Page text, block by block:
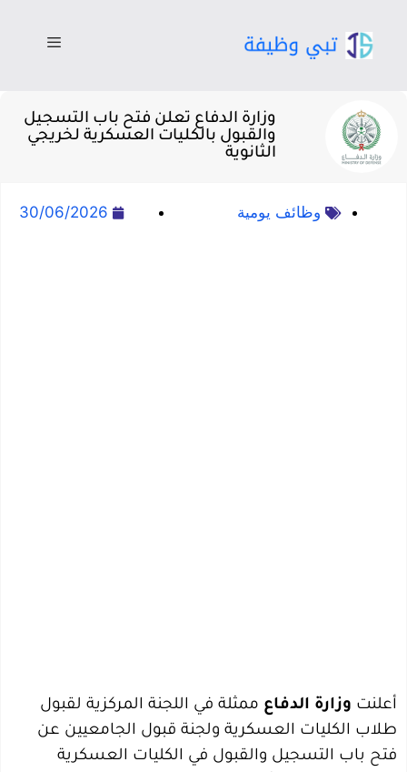
وزارة الدفاع تعلن فتح باب التسجيل
والقبول بالكليات العسكرية لخريجي
الثانوية
وظائف يومية 30/06/2026
أعلنت وزارة الدفاع ممثلة في اللجنة المركزية لقبول
طلاب الكليات العسكرية ولجنة قبول الجامعيين عن
فتح باب التسجيل والقبول في الكليات العسكرية